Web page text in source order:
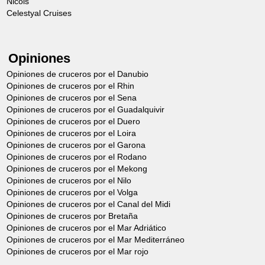
hacer la declaración ante las autoridades
correspondiente. El cliente o cualquier persona
utilizando con su acuerdo, una de las bicicletas
alquiladas, es el único responsable de los
accidentes o daños causados o sufridos por el
uso de dichas bicicletas.
5 – ANULACIÓN Por el cliente:
anulación deberá ser notificada por escrito. Los
gastos de anulación son los siguientes: Más de
12 semanas antes de la salida : 15% del precio
del alquiler (con un mínimo de 160 € de gastos
de expediente), De 6 a 12 semanas antes de la
22€
*Para más días, el importe se prorrateará por
día adicional según la tabla.
Para obtener las coberturas necesarias es
recomendable contratar los siguientes seguros:
SEGURO DE CANCELACION Y SEGURO
PAQUETE CRUCERO: RECOMPRA DE
FIANZA, INTERRUPCIÓN DE LA
ESTANCIA, ACCIDENTE INDIVIDUAL
(VER INFORMACIÓN)
Celestyal Cruises
Opiniones
Opiniones de cruceros por el Danubio
Opiniones de cruceros por el Rhin
Opiniones de cruceros por el Sena
Opiniones de cruceros por el Guadalquivir
Opiniones de cruceros por el Duero
Opiniones de cruceros por el Loira
Opiniones de cruceros por el Garona
Opiniones de cruceros por el Rodano
Opiniones de cruceros por el Mekong
Opiniones de cruceros por el Nilo
Opiniones de cruceros por el Volga
Opiniones de cruceros por el Canal del Midi
Opiniones de cruceros por Bretaña
Opiniones de cruceros por el Mar Adriático
Opiniones de cruceros por el Mar Mediterráneo
Opiniones de cruceros por el Mar rojo